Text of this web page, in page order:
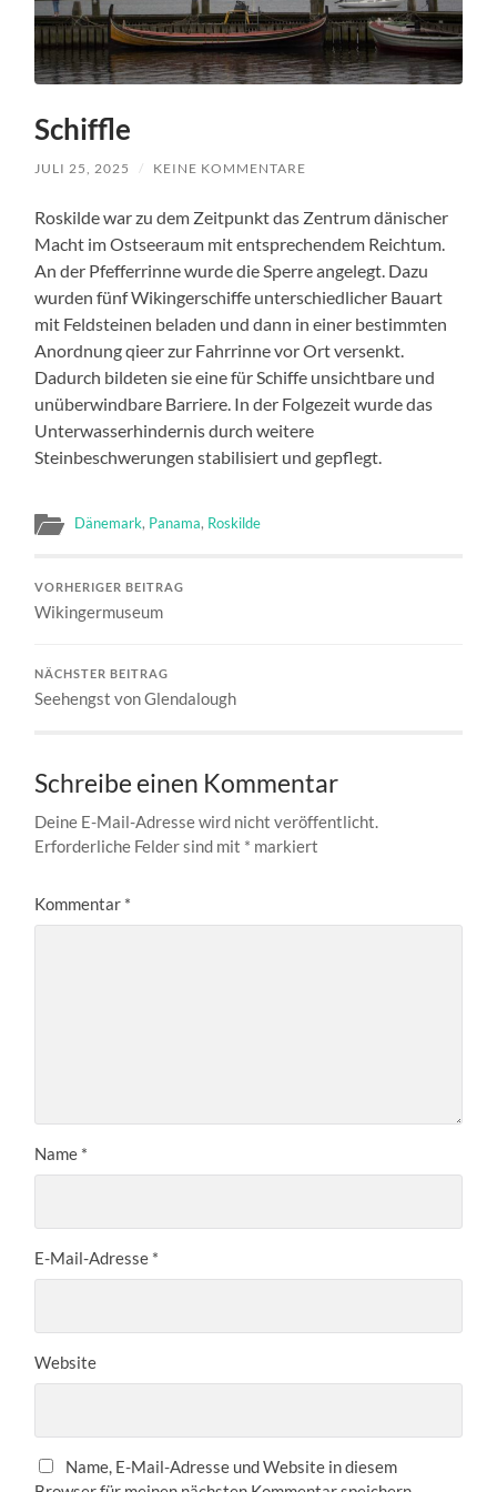
Schiffle
JULI 25, 2025 / KEINE KOMMENTARE
Roskilde war zu dem Zeitpunkt das Zentrum dänischer
Macht im Ostseeraum mit entsprechendem Reichtum.
An der Pfefferrinne wurde die Sperre angelegt. Dazu
wurden fünf Wikingerschiffe unterschiedlicher Bauart
mit Feldsteinen beladen und dann in einer bestimmten
Anordnung qieer zur Fahrrinne vor Ort versenkt.
Dadurch bildeten sie eine für Schiffe unsichtbare und
unüberwindbare Barriere. In der Folgezeit wurde das
Unterwasserhindernis durch weitere
Steinbeschwerungen stabilisiert und gepflegt.
Dänemark, Panama, Roskilde
VORHERIGER BEITRAG
Wikingermuseum
NÄCHSTER BEITRAG
Seehengst von Glendalough
Schreibe einen Kommentar
Deine E-Mail-Adresse wird nicht veröffentlicht.
Erforderliche Felder sind mit * markiert
Kommentar *
Name *
E-Mail-Adresse *
Website
Name, E-Mail-Adresse und Website in diesem